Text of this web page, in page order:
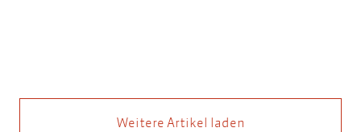
Weitere Artikel laden